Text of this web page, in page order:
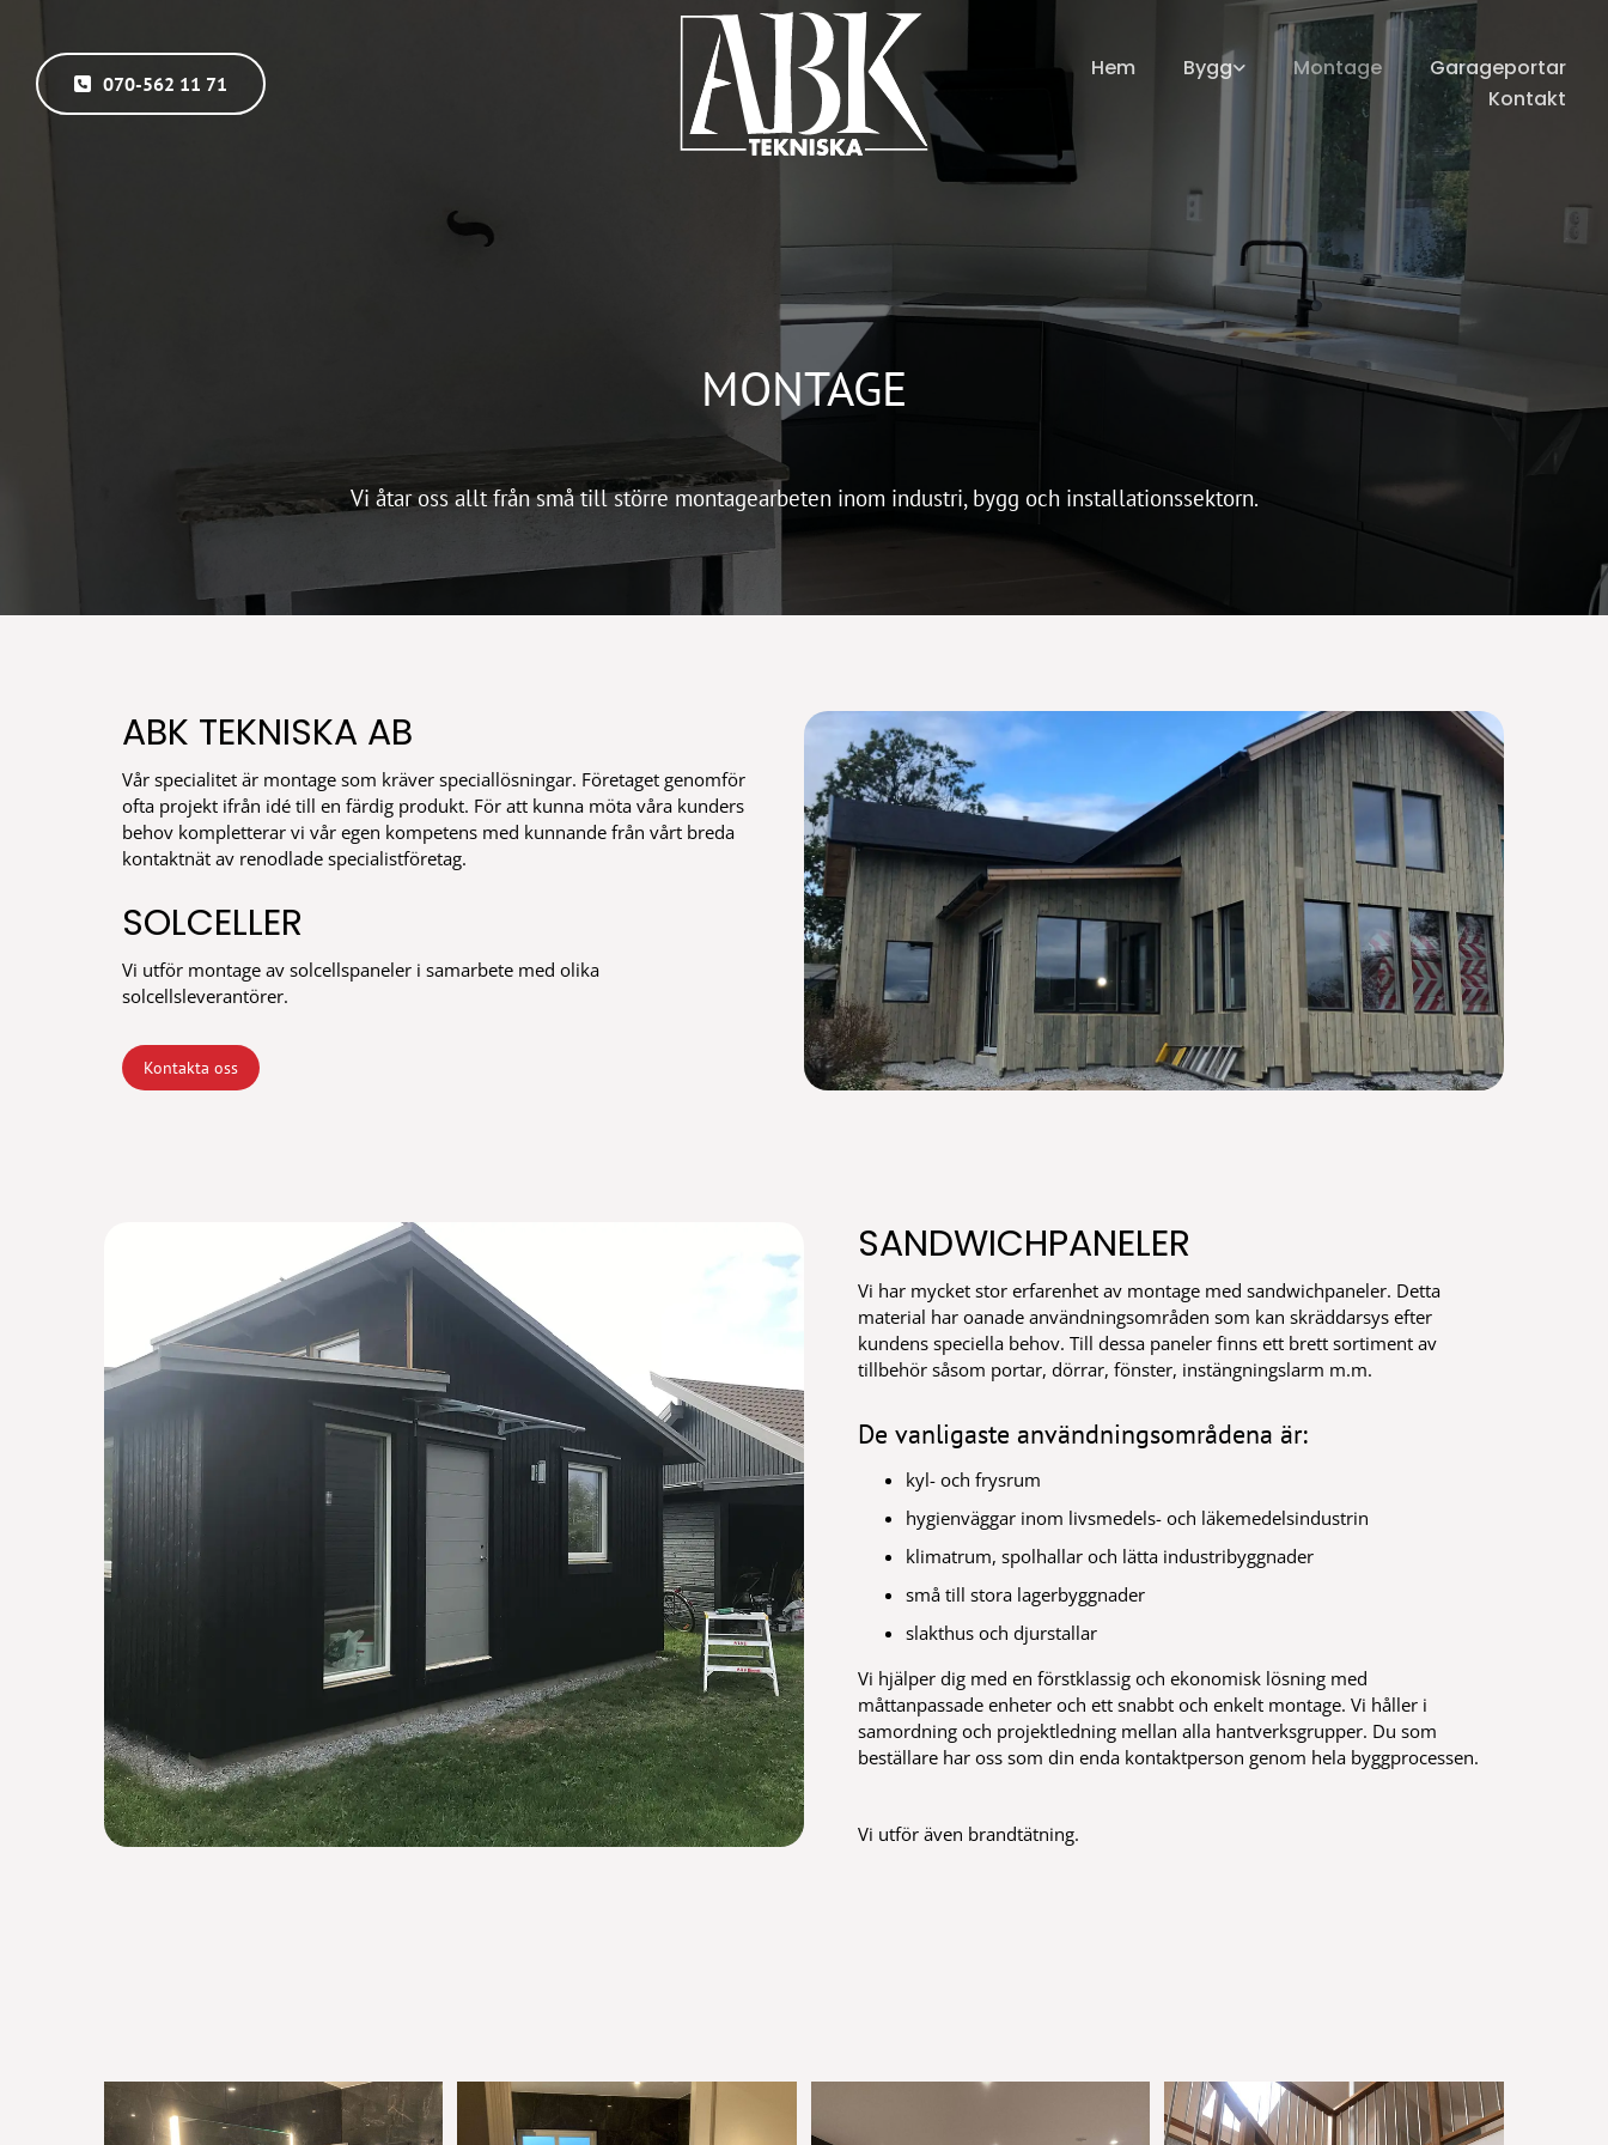
070-562 11 71
Hem Bygg Montage
Garageportar
Kontakt
MONTAGE
Vi åtar oss allt från små till större montagearbeten inom industri, bygg och installationssektorn.
ABK TEKNISKA AB
Vår specialitet är montage som kräver speciallösningar. Företaget genomför
ofta projekt ifrån idé till en färdig produkt. För att kunna möta våra kunders
behov kompletterar vi vår egen kompetens med kunnande från vårt breda
kontaktnät av renodlade specialistföretag.
SOLCELLER
Vi utför montage av solcellspaneler i samarbete med olika
solcellsleverantörer.
Kontakta oss
SANDWICHPANELER
Vi har mycket stor erfarenhet av montage med sandwichpaneler. Detta
material har oanade användningsområden som kan skräddarsys efter
kundens speciella behov. Till dessa paneler finns ett brett sortiment av
tillbehör såsom portar, dörrar, fönster, instängningslarm m.m.
De vanligaste användningsområdena är:
kyl- och frysrum
hygienväggar inom livsmedels- och läkemedelsindustrin
klimatrum, spolhallar och lätta industribyggnader
små till stora lagerbyggnader
slakthus och djurstallar
Vi hjälper dig med en förstklassig och ekonomisk lösning med
måttanpassade enheter och ett snabbt och enkelt montage. Vi håller i
samordning och projektledning mellan alla hantverksgrupper. Du som
beställare har oss som din enda kontaktperson genom hela byggprocessen.
Vi utför även brandtätning.